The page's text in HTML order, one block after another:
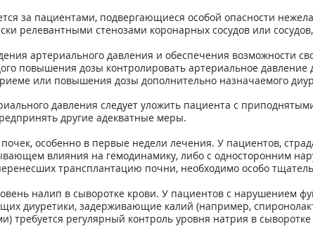
за пациентами, подвергающиеся особой опасности
релевантными стенозами коронарных сосудов или
артериального давления и обеспечения возможности
повышения дозы контролировать артериальное давление
или повышения дозы дополнительно назначаемого
давления следует уложить пациента с
другие адекватные меры.
особенно в первые недели лечения. У пациентов,
влияния на гемодинамику, либо с односторонним
трансплантацию почни, необходимо особо
налип в сыворотке крови. У пациентов с нарушением
диуретики, задерживающие калий (например,
требуется регулярный контроль уровня натрия в